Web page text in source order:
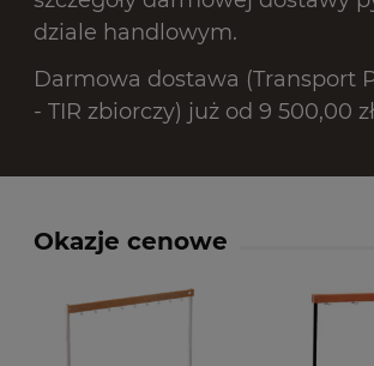
dziale handlowym.
Darmowa dostawa (Transport
- TIR zbiorczy) już od 9 500,00
Okazje cenowe